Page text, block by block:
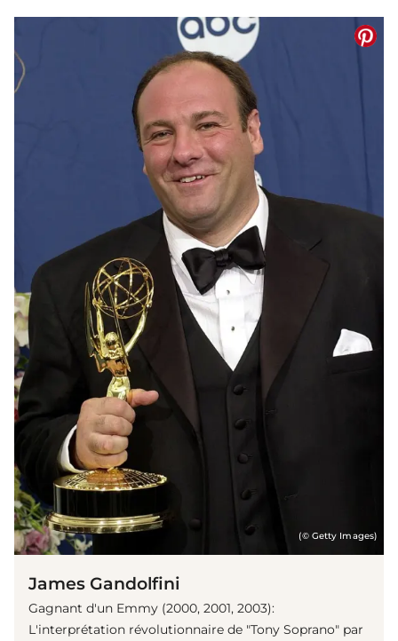
(© Getty Images)
James Gandolfini
Gagnant d'un Emmy (2000, 2001, 2003):
L'interprétation révolutionnaire de "Tony Soprano" par